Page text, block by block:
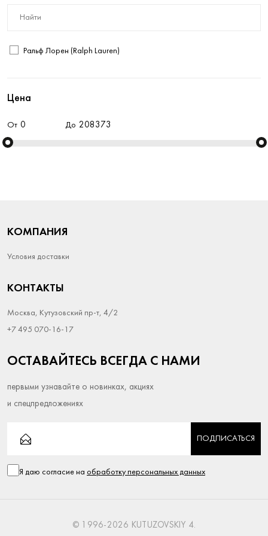
Ральф Лорен (Ralph Lauren)
Цена
От До
КОМПАНИЯ
Условия доставки
КОНТАКТЫ
Москва, Кутузовский пр-т, 4/2
+7 495 070-16-17
ОСТАВАЙТЕСЬ ВСЕГДА С НАМИ
первыми узнавайте о новинках, акциях
и спецпредложениях
ПОДПИСАТЬСЯ
Я даю согласие на обработку персональных данных
© 1996- 2026 KUTUZOVSKIY 4.